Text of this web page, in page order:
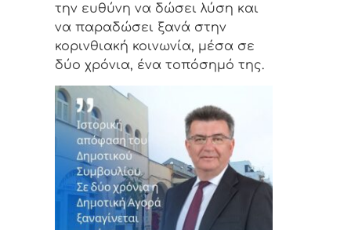
την ευθύνη να δώσει λύση και
να παραδώσει ξανά στην
κορινθιακή κοινωνία, μέσα σε
δύο χρόνια, ένα τοπόσημό της.